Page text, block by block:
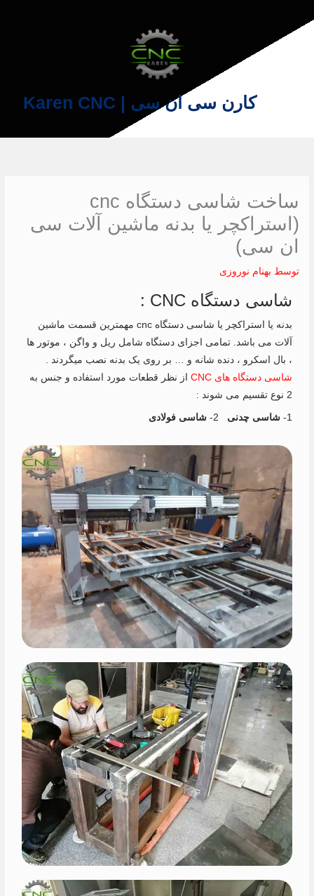
به
کارن سی ان سی | Karen CNC
ساخت شاسی دستگاه cnc
(استراکچر یا بدنه ماشین آلات سی
ان سی)
توسط بهنام نوروزی
شاسی دستگاه CNC :
بدنه یا استراکچر یا شاسی دستگاه cnc مهمترین قسمت ماشین
آلات می باشد. تمامی اجزای دستگاه شامل ریل و واگن ، موتور ها
، بال اسکرو ، دنده شانه و … بر روی یک بدنه نصب میگردند .
شاسی دستگاه های CNC
از نظر قطعات مورد استفاده و جنس به
2 نوع تقسیم می شوند :
1- شاسی چدنی شاسی فولادی